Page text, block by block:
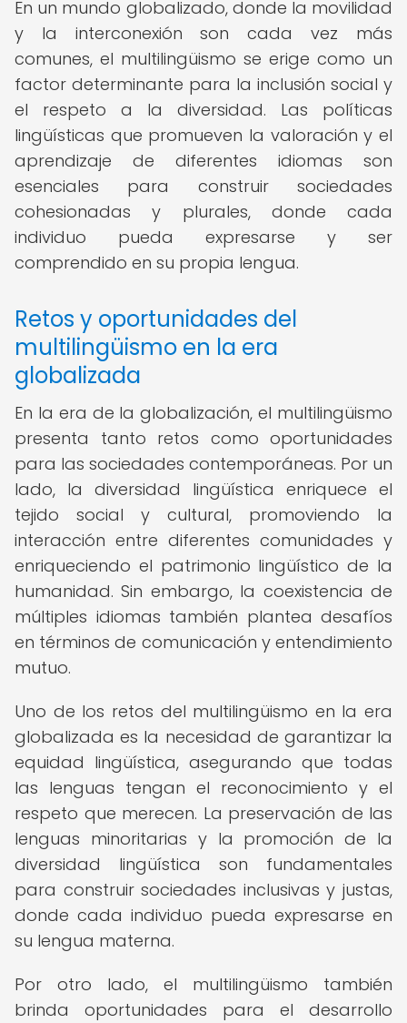
En un mundo globalizado, donde la movilidad
y la interconexión son cada vez más
comunes, el multilingüismo se erige como un
factor determinante para la inclusión social y
el respeto a la diversidad. Las políticas
lingüísticas que promueven la valoración y el
aprendizaje de diferentes idiomas son
esenciales para construir sociedades
cohesionadas y plurales, donde cada
individuo pueda expresarse y ser
comprendido en su propia lengua.
Retos y oportunidades del
multilingüismo en la era
globalizada
En la era de la globalización, el multilingüismo
presenta tanto retos como oportunidades
para las sociedades contemporáneas. Por un
lado, la diversidad lingüística enriquece el
tejido social y cultural, promoviendo la
interacción entre diferentes comunidades y
enriqueciendo el patrimonio lingüístico de la
humanidad. Sin embargo, la coexistencia de
múltiples idiomas también plantea desafíos
en términos de comunicación y entendimiento
mutuo.
Uno de los retos del multilingüismo en la era
globalizada es la necesidad de garantizar la
equidad lingüística, asegurando que todas
las lenguas tengan el reconocimiento y el
respeto que merecen. La preservación de las
lenguas minoritarias y la promoción de la
diversidad lingüística son fundamentales
para construir sociedades inclusivas y justas,
donde cada individuo pueda expresarse en
su lengua materna.
Por otro lado, el multilingüismo también
brinda oportunidades para el desarrollo